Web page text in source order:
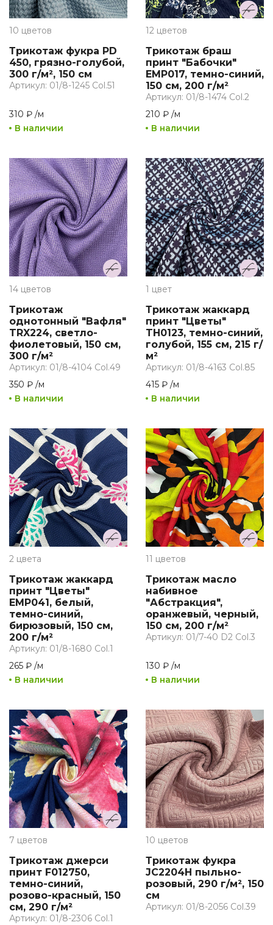
10 цветов
Трикотаж фукра PD
450, грязно-голубой,
300 г/м², 150 см
Артикул: 01/8-1245 Col.51
310 ₽ /м
В наличии
12 цветов
Трикотаж браш
принт "Бабочки"
EMP017, темно-синий,
150 см, 200 г/м²
Артикул: 01/8-1474 Col.2
210 ₽ /м
В наличии
14 цветов
Трикотаж
однотонный "Вафля"
TRX224, светло-
фиолетовый, 150 см,
300 г/м²
Артикул: 01/8-4104 Col.49
350 ₽ /м
В наличии
1 цвет
Трикотаж жаккард
принт "Цветы"
TH0123, темно-синий,
голубой, 155 см, 215 г/
м²
Артикул: 01/8-4163 Col.85
415 ₽ /м
В наличии
2 цвета
Трикотаж жаккард
принт "Цветы"
EMP041, белый,
темно-синий,
бирюзовый, 150 см,
200 г/м²
Артикул: 01/8-1680 Col.1
265 ₽ /м
В наличии
11 цветов
Трикотаж масло
набивное
"Абстракция",
оранжевый, черный,
150 см, 200 г/м²
Артикул: 01/7-40 D2 Col.3
130 ₽ /м
В наличии
7 цветов
Трикотаж джерси
принт F012750,
темно-синий,
розово-красный, 150
см, 290 г/м²
Артикул: 01/8-2306 Col.1
10 цветов
Трикотаж фукра
JC2204H пыльно-
розовый, 290 г/м², 150
см
Артикул: 01/8-2056 Col.39